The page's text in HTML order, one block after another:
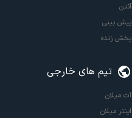
آنتن
پیش بینی
پخش زنده
تیم های خارجی
آث میلان
اینتر میلان